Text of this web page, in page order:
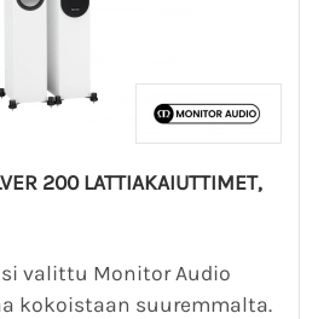
200 LATTIAKAIUTTIMET,
valittu Monitor Audio
kokoistaan suuremmalta.